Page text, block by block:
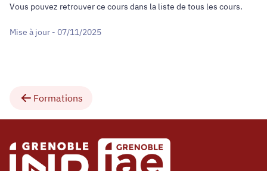
Vous pouvez retrouver ce cours dans la liste de tous les cours.
Mise à jour - 07/11/2025
Formations